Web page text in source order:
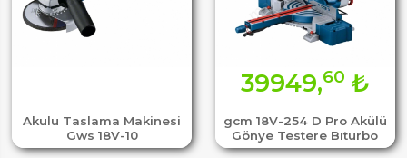
Akulu Taslama Makinesi
Gws 18V-10
gcm 18V-254 D Pro Akülü
Gönye Testere Bıturbo
39949,60 ₺